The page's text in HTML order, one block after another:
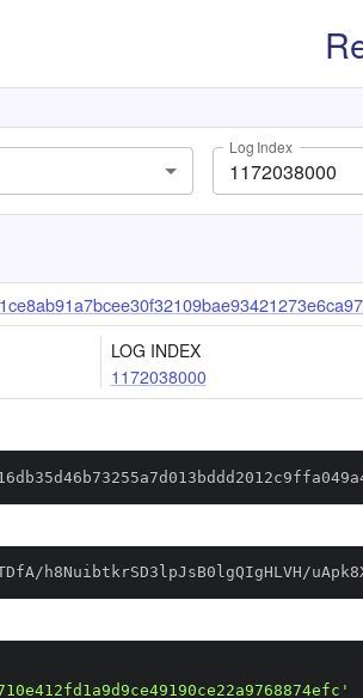
Log Index
LOG INDEX
1172038000
h8NuibtkrSD3lpJsB0lgQIgHLVH/